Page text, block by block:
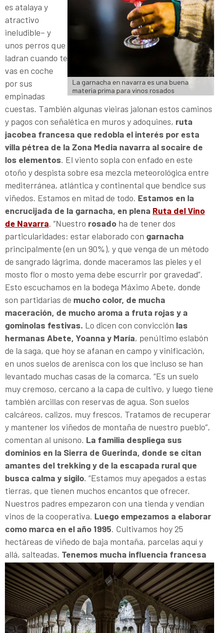
La garnacha en navarra es una buena
materia prima para vinos rosados
es atalaya y
atractivo
ineludible– y
unos perros que
ladran cuando te
vas en coche
por sus
empinadas
cuestas. También algunas vieiras jalonan estos caminos
y pagos con señalética en muros y adoquines, ruta
jacobea francesa que redobla el interés por esta
villa pétrea de la Zona Media navarra al socaire de
los elementos. El viento sopla con enfado en este
otoño y despista sobre esa mezcla meteorológica entre
mediterránea, atlántica y continental que bendice sus
viñedos. Estamos en mitad de todo. Estamos en la
encrucijada de la garnacha, en plena Ruta del Vino
de Navarra. “Nuestro rosado ha de tener dos
particularidades: estar elaborado con garnacha
principalmente (en un 90%), y que venga de un método
de sangrado lágrima, donde maceramos las pieles y el
mosto flor o mosto yema debe escurrir por gravedad”.
Esto escuchamos en la bodega Máximo Abete, donde
son partidarias de mucho color, de mucha
maceración, de mucho aroma a fruta rojas y a
gominolas festivas. Lo dicen con convicción las
hermanas Abete, Yoanna y María, penúltimo eslabón
de la saga, que hoy se afanan en campo y vinificación,
en unos suelos de arenisca con los que incluso se han
levantado muchas casas de la comarca. “Es un suelo
muy cremoso, cercano a la capa de cultivo, y luego tiene
también arcillas con reservas de agua. Son suelos
calcáreos, calizos, muy frescos. Tratamos de recuperar
y mantener los viñedos de montaña de nuestro pueblo”,
comentan al unísono. La familia despliega sus
dominios en la Sierra de Guerinda, donde se citan
amantes del trekking y de la escapada rural que
busca calma y sigilo. “Estamos muy apegados a estas
tierras, que tienen muchos encantos que ofrecer.
Nuestros padres empezaron con una tienda y vendían
vinos de la cooperativa. Luego empezamos a elaborar
como marca en el año 1995. Cultivamos hoy 25
hectáreas de viñedo de baja montaña, parcelas aquí y
allá, salteadas. Tenemos mucha influencia francesa